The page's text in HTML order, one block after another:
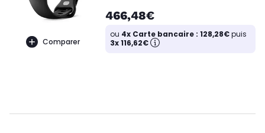
Comparer
466,48€
ou 4x Carte bancaire : 128,28€puis
3x 116,62€